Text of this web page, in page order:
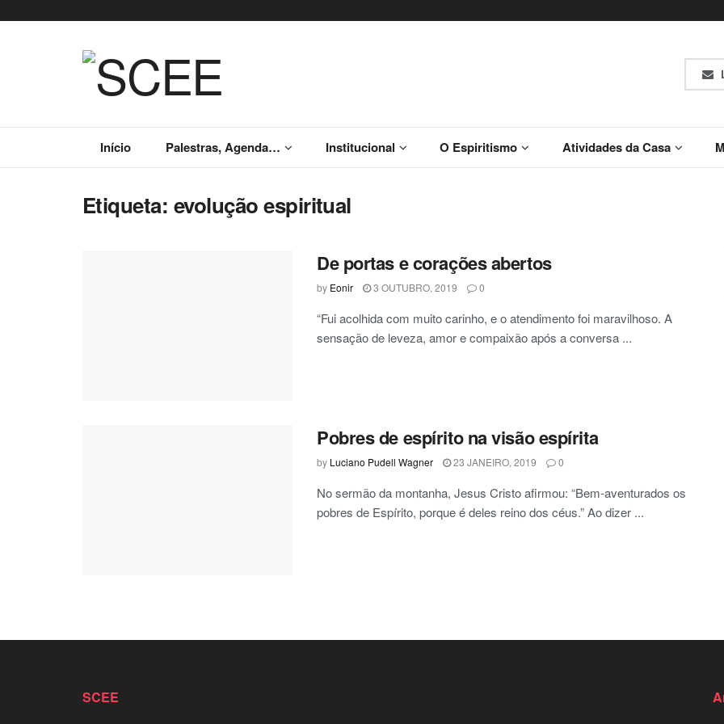
Início Palestras, Agenda… Institucional O Espiritismo Atividades da Casa
Etiqueta: evolução espiritual
De portas e corações abertos
by Eonir 3 OUTUBRO, 2019 0
“Fui acolhida com muito carinho, e o atendimento foi maravilhoso. A
sensação de leveza, amor e compaixão após a conversa ...
Pobres de espírito na visão espírita
by Luciano Pudell Wagner 23 JANEIRO, 2019 0
No sermão da montanha, Jesus Cristo afirmou: “Bem-aventurados os
pobres de Espírito, porque é deles reino dos céus.” Ao dizer ...
SCEE